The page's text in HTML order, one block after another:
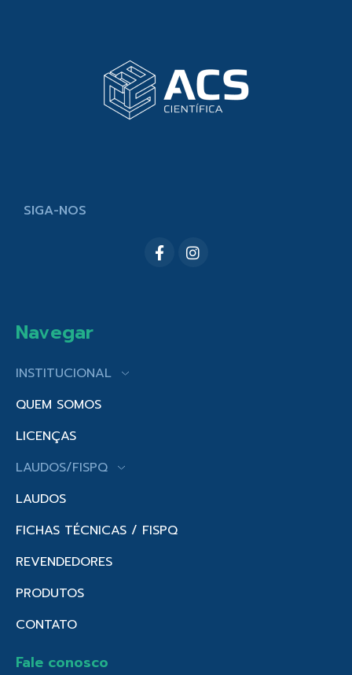
SIGA-NOS
Navegar
INSTITUCIONAL
QUEM SOMOS
LICENÇAS
LAUDOS/FISPQ
LAUDOS
FICHAS TÉCNICAS / FISPQ
REVENDEDORES
PRODUTOS
CONTATO
Fale conosco